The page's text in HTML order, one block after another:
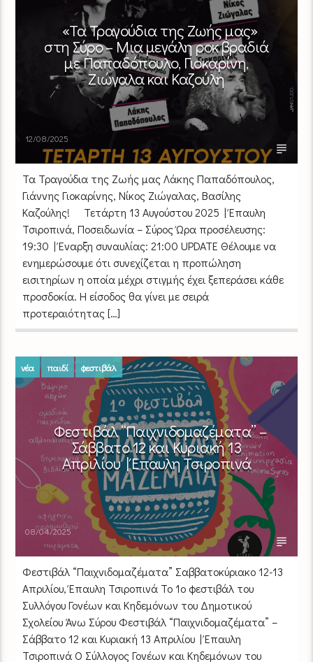
«Τα Τραγούδια της Ζωής μας»
στη Σύρο – Μια μεγάλη ροκ βραδιά
με Παπαδόπουλο, Γιοκαρίνη,
Ζιώγαλα και Καζούλη
12/08/2025
Τα Τραγούδια της Ζωής μας Λάκης Παπαδόπουλος,
Γιάννης Γιοκαρίνης, Νίκος Ζιώγαλας, Βασίλης
Καζούλης! Τετάρτη 13 Αυγούστου 2025 | Έπαυλη
Τσιροπινά, Ποσειδωνία – Σύρος Ώρα προσέλευσης:
19:30 | Έναρξη συναυλίας: 21:00 UPDATE Θέλουμε να
ενημερώσουμε ότι συνεχίζεται η προπώληση
εισιτηρίων η οποία μέχρι στιγμής έχει ξεπεράσει κάθε
προσδοκία. Η είσοδος θα γίνει με σειρά
προτεραιότητας […]
νέα παιδί φεστιβάλ
Φεστιβάλ “Παιχνιδομαζέματα” –
Σάββατο 12 και Κυριακή 13
Απριλίου | Έπαυλη Τσιροπινά
08/04/2025
Φεστιβάλ “Παιχνιδομαζέματα” Σαββατοκύριακο 12-13
Απριλίου, Έπαυλη Τσιροπινά Το 1ο φεστιβάλ του
Συλλόγου Γονέων και Κηδεμόνων του Δημοτικού
Σχολείου Άνω Σύρου Φεστιβάλ “Παιχνιδομαζέματα” –
Σάββατο 12 και Κυριακή 13 Απριλίου | Έπαυλη
Τσιροπινά Ο Σύλλογος Γονέων και Κηδεμόνων του